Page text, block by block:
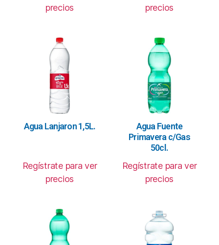
precios
precios
Agua Lanjaron 1,5L.
Regístrate para ver
precios
Agua Fuente
Primavera c/Gas
50cl.
Regístrate para ver
precios